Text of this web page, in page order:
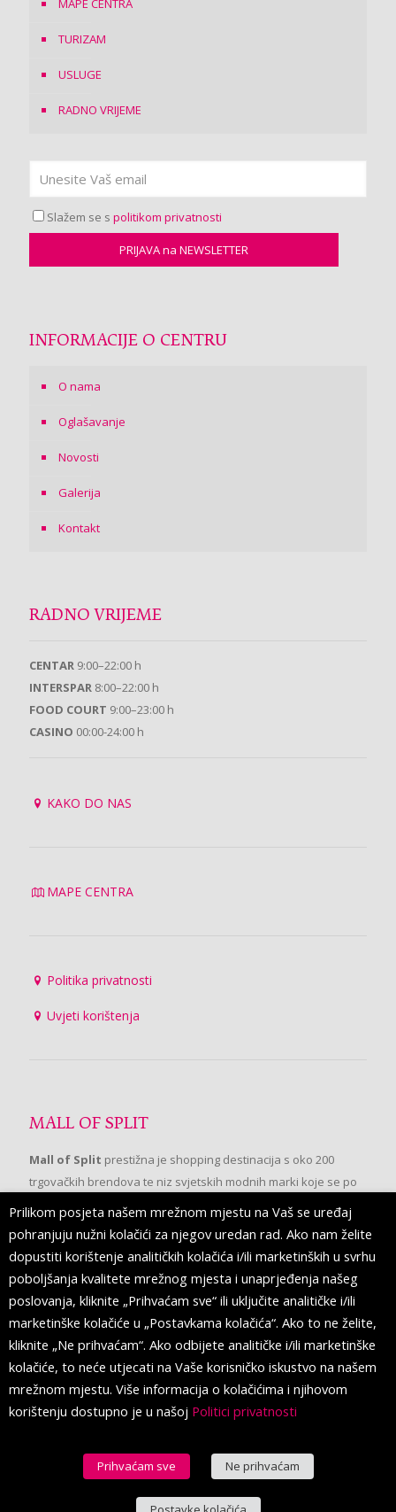
MAPE CENTRA
TURIZAM
USLUGE
RADNO VRIJEME
Slažem se s politikom privatnosti
INFORMACIJE O CENTRU
O nama
Oglašavanje
Novosti
Galerija
Kontakt
RADNO VRIJEME
CENTAR 9:00–22:00 h
INTERSPAR 8:00–22:00 h
FOOD COURT 9:00–23:00 h
CASINO 00:00-24:00 h
KAKO DO NAS
MAPE CENTRA
Politika privatnosti
Uvjeti korištenja
MALL OF SPLIT
Mall of Split prestižna je shopping destinacija s oko 200
trgovačkih brendova te niz svjetskih modnih marki koje se po
prvi put pojavljuju u Splitu.
PRATITE NAS
© 2016 Mall of Split. All Rights Reserved.
Prilikom posjeta našem mrežnom mjestu na Vaš se uređaj
pohranjuju nužni kolačići za njegov uredan rad. Ako nam želite
dopustiti korištenje analitičkih kolačića i/ili marketinških u svrhu
poboljšanja kvalitete mrežnog mjesta i unaprjeđenja našeg
poslovanja, kliknite „Prihvaćam sve“ ili uključite analitičke i/ili
marketinške kolačiće u „Postavkama kolačića“. Ako to ne želite,
kliknite „Ne prihvaćam“. Ako odbijete analitičke i/ili marketinške
kolačiće, to neće utjecati na Vaše korisničko iskustvo na našem
mrežnom mjestu. Više informacija o kolačićima i njihovom
korištenju dostupno je u našoj Politici privatnosti
Prihvaćam sve Ne prihvaćam